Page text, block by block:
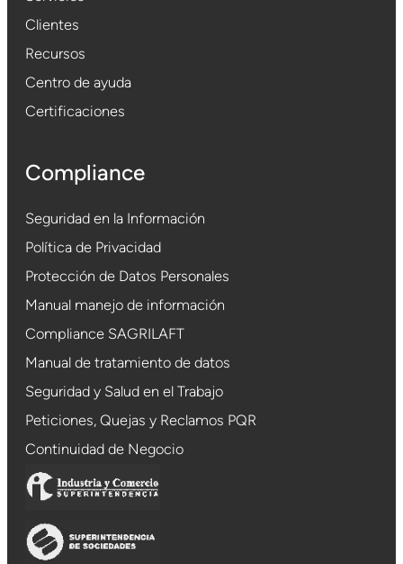
Clientes
Recursos
Centro de ayuda
Certificaciones
Compliance
Seguridad en la Información
Política de Privacidad
Protección de Datos Personales
Manual manejo de información
Compliance SAGRILAFT
Manual de tratamiento de datos
Seguridad y Salud en el Trabajo
Peticiones, Quejas y Reclamos PQR
Continuidad de Negocio